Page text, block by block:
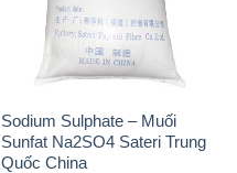
Sodium Sulphate – Muối
Sunfat Na2SO4 Sateri Trung
Quốc China